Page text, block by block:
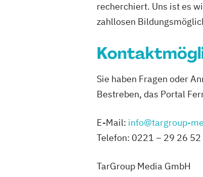
recherchiert. Uns ist es
zahllosen
Sie haben Fragen oder
Bestreben, das Portal
E-Mail: info@targroup-
Telefon: 0221 – 29 26 52
TarGroup Media GmbH